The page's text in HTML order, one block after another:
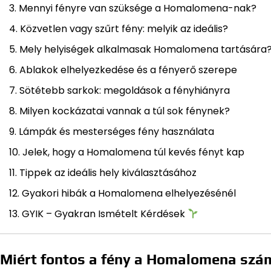
Mennyi fényre van szüksége a Homalomena-nak?
Közvetlen vagy szűrt fény: melyik az ideális?
Mely helyiségek alkalmasak Homalomena
Ablakok elhelyezkedése és a fényerő szerepe
Sötétebb sarkok: megoldások a fényhiányra
Milyen kockázatai vannak a túl sok fénynek?
Lámpák és mesterséges fény használata
Jelek, hogy a Homalomena túl kevés fényt kap
Tippek az ideális hely kiválasztásához
Gyakori hibák a Homalomena elhelyezésénél
GYIK – Gyakran Ismételt Kérdések
Miért fontos a fény a Homalomena